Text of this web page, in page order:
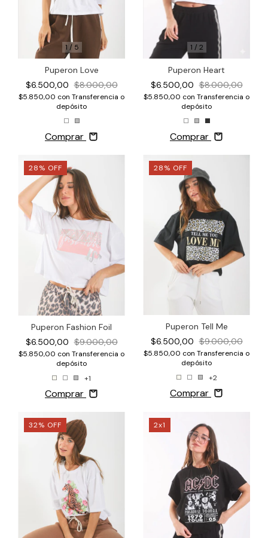
1/ 5
Puperon Love
$6.500,00 $8.000,00
$5.850,00 con Transferencia o
depósito
Comprar
1 / 2
Puperon Heart
$6.500,00 $8.000,00
$5.850,00 con Transferencia o
depósito
Comprar
28% OFF
Puperon Fashion Foil
$6.500,00 $9.000,00
$5.850,00 con Transferencia o
depósito
+1
Comprar
28% OFF
Puperon Tell Me
$6.500,00 $9.000,00
$5.850,00 con Transferencia o
depósito
+2
Comprar
32% OFF 2x1